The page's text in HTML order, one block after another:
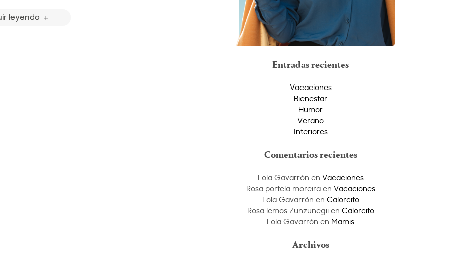
leyendo
Entradas recientes
Vacaciones
Bienestar
Humor
Verano
Interiores
Comentarios recientes
Lola Gavarrón en Vacaciones
Rosa portela moreiraen Vacaciones
Lola Gavarrón en Calorcito
Rosa lemos Zunzunegiien Calorcito
Lola Gavarrón en Mamis
Archivos